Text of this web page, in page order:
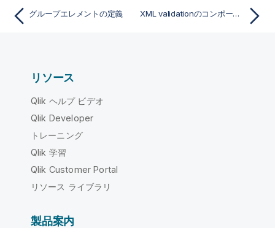
グループエレメントの定義 XML validationのコンポーネント
リソース
Qlik ヘルプ ビデオ
Qlik Developer
トレーニング
Qlik 学習
Qlik Customer Portal
リソース ライブラリ
製品案内